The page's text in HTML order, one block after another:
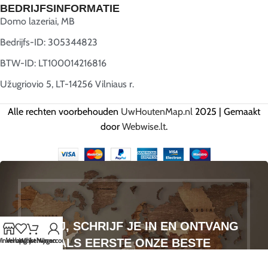
BEDRIJFSINFORMATIE
Domo lazeriai, MB
Bedrijfs-ID: 305344823
BTW-ID: LT100014216816
Užugriovio 5, LT-14256 Vilniaus r.
Alle rechten voorbehouden UwHoutenMap.nl 2025 | Gemaakt
door Webwise.lt.
HÉ JIJ, SCHRIJF JE IN EN ONTVANG
ALS EERSTE ONZE BESTE
op
Verlanglijst
Winkelwagen
Mijn account